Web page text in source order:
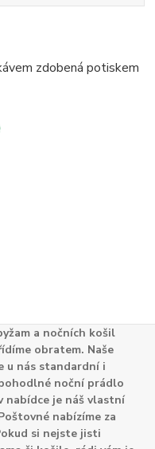
zdobená potiskem
a nočních košil
obratem. Naše
u nás standardní i
noční prádlo
nabídce je náš vlastní
nabízíme za
si nejste jisti